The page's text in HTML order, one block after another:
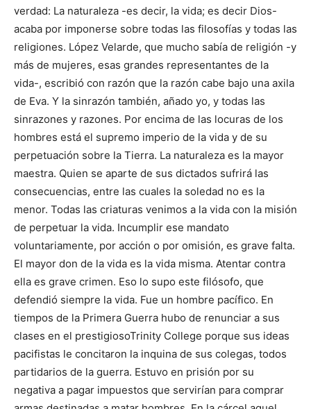
verdad: La naturaleza -es decir, la vida; es decir Dios-
acaba por imponerse sobre todas las filosofías y todas las
religiones. López Velarde, que mucho sabía de religión -y
más de mujeres, esas grandes representantes de la
vida-, escribió con razón que la razón cabe bajo una axila
de Eva. Y la sinrazón también, añado yo, y todas las
sinrazones y razones. Por encima de las locuras de los
hombres está el supremo imperio de la vida y de su
perpetuación sobre la Tierra. La naturaleza es la mayor
maestra. Quien se aparte de sus dictados sufrirá las
consecuencias, entre las cuales la soledad no es la
menor. Todas las criaturas venimos a la vida con la misión
de perpetuar la vida. Incumplir ese mandato
voluntariamente, por acción o por omisión, es grave falta.
El mayor don de la vida es la vida misma. Atentar contra
ella es grave crimen. Eso lo supo este filósofo, que
defendió siempre la vida. Fue un hombre pacífico. En
tiempos de la Primera Guerra hubo de renunciar a sus
clases en el prestigiosoTrinity College porque sus ideas
pacifistas le concitaron la inquina de sus colegas, todos
partidarios de la guerra. Estuvo en prisión por su
negativa a pagar impuestos que servirían para comprar